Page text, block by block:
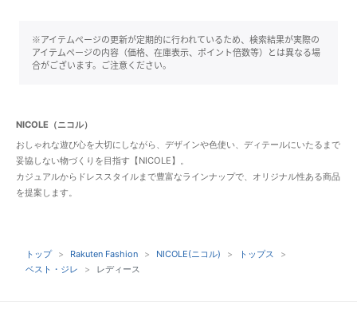
※アイテムページの更新が定期的に行われているため、検索結果が実際の
アイテムページの内容（価格、在庫表示、ポイント倍数等）とは異なる場
合がございます。ご注意ください。
NICOLE（ニコル）
おしゃれな遊び心を大切にしながら、デザインや色使い、ディテールにいたるまで
妥協しない物づくりを目指す【NICOLE】。
カジュアルからドレススタイルまで豊富なラインナップで、オリジナル性ある商品
を提案します。
トップ Rakuten Fashion NICOLE(ニコル)
トップス
ベスト・ジレ
レディース